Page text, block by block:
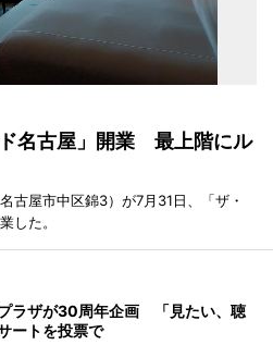
名古屋」開業 最上階にル
古屋市中区錦3）が7月31日、「ザ・
した。
ラザが30周年企画 「見たい、聴
ートを投票で